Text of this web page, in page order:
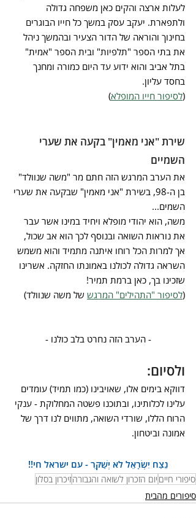
לעלות ארצה והקים כאן משפחה גדולה
ולתפארת. יעקב עסק במשך כל חייו הבוגרים
בחינוך והוראה של הדור הצעיר ובהמשך ניהל
את בתי הספר "תלפיות" ובית הספר "אמית"
בתל אביב והוא ידוע עד היום כמורה ומחנך
בחסד עליון.
(לסיפור חייו המופלא)
שירת "אני מאמין" בקעה את שערי
השמיים
את הערב המרגש הזה חתם מר "משה שנוולד"
בן ה-98, בשירת "אני מאמין" שבקעה את שערי
השמים...
משה, הוא יהודי מופלא ויחיד במינו אשר עבר
את נוראות השואה ובנוסף לכך הוא אב שכול,
אך למרות הכל רוחו איתנה מתמיד והוא משמש
השראה גדולה לכולנו באמונתו החזקה. אשרינו
שזכינו בך, כאן ברמת תמיר!
(לסיפור "התהילים" המרגש של משה שנוולד)
- הערב הזה נחרט בלב כולנו -
ולסיום:
דווקא בימים אלו, שאויבינו (כמו תמיד) עומדים
עלינו לכלותינו, ובתוכנו פשטה המחלוקת - ענקי
הרוח הללו, שורדי השואה, מתווים לנו דרך של
אמונה וביטחון.
נֵצַח יִשְׂרָאֵל לֹא יְשַׁקֵּר - עם ישראל חי!!
סיפורי חיים יום הזכרון לשואה והגבורהזיכרון בסלון
סיפורים מהבית